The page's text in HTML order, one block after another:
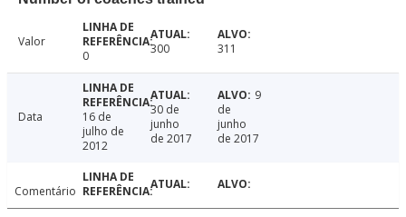
Valor
0
300 311
Data
16 de
julho de
2012
30 de
junho
de 2017
9
de
junho
de 2017
Comentário